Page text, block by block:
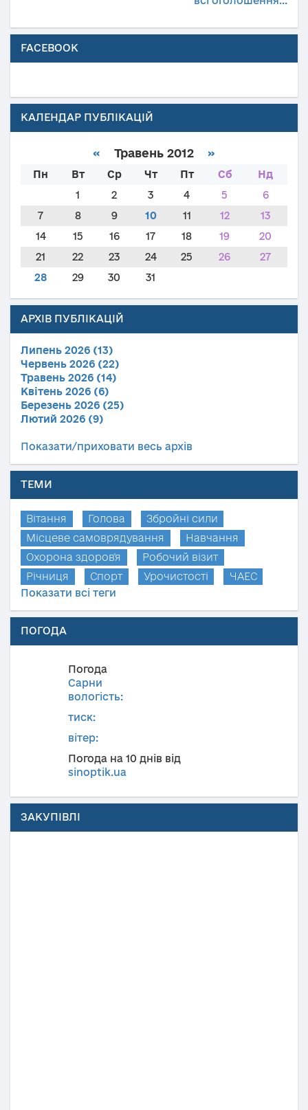
FACEBOOK
КАЛЕНДАР ПУБЛІКАЦІЙ
« Травень 2012 »
Пн Вт Ср Чт Пт Сб
Нд
1
2 3 4 5
6
7
8 9 10 11 12
13
14
15 16 17 18 19
20
21
22 23 24 25 26
27
28
29 30 31
АРХІВ ПУБЛІКАЦІЙ
Липень 2026 (13)
Червень 2026 (22)
Травень 2026 (14)
Квітень 2026 (6)
Березень 2026 (25)
Лютий 2026 (9)
Показати/приховати весь архів
ТЕМИ
Вітання Голова
Збройні сили
Місцеве самоврядування
Навчання
Охорона здоров'я
Робочий візит
Річниця
Спорт Урочистості
ЧАЕС
Показати всі теги
ПОГОДА
Погода
Сарни
вологість:
тиск:
вітер:
Погода на 10 днів від
sinoptik.ua
ЗАКУПІВЛІ